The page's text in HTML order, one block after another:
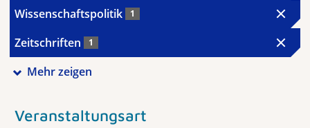
Wissenschaftspolitik 1
Zeitschriften 1
Mehr zeigen
Veranstaltungsart